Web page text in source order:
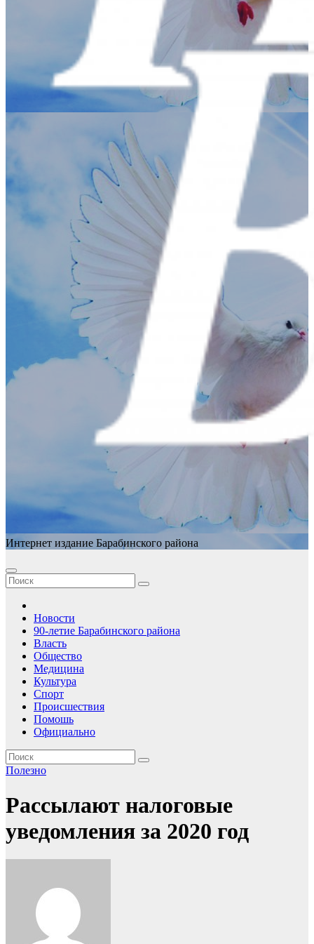
Интернет издание Барабинского района
Новости
90-летие Барабинского района
Власть
Общество
Медицина
Культура
Спорт
Происшествия
Помошь
Официально
Полезно
Рассылают налоговые
уведомления за 2020 год